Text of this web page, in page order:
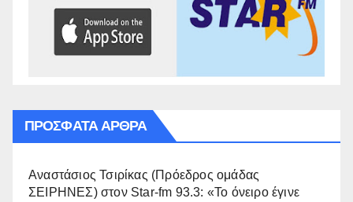
ΠΡΌΣΦΑΤΑ ΆΡΘΡΑ
Αναστάσιος Τσιρίκας (Πρόεδρος ομάδας
ΣΕΙΡΗΝΕΣ) στον Star-fm 93.3: «Το όνειρο έγινε